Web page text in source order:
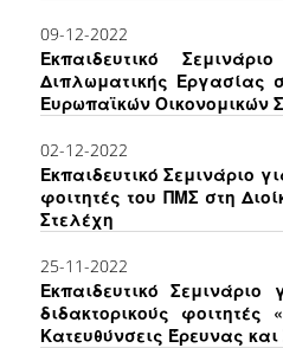
09-12-2022
Εκπαιδευτικό
Διπλωματικής Εργασίας
Ευρωπαϊκών Οικονομικών
02-12-2022
Εκπαιδευτικό Σεμινάριο
φοιτητές του ΠΜΣ στη
Στελέχη
25-11-2022
Εκπαιδευτικό
διδακτορικούς φοιτητές
Κατευθύνσεις Έρευνας